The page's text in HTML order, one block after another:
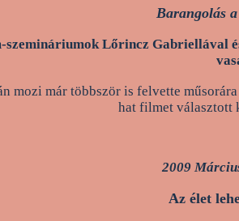
Barangolás
szemináriumok Lőrincz Gabriellával
mozi már többször is felvette
hat filmet választott
2009
Az élet